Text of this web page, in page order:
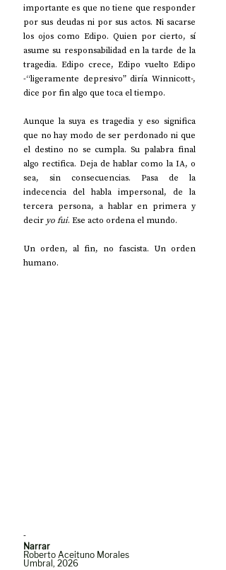
importante es que no tiene que responder
por sus deudas ni por sus actos. Ni sacarse
los ojos como Edipo. Quien por cierto, sí
asume su responsabilidad en la tarde de la
tragedia. Edipo crece, Edipo vuelto Edipo
-“ligeramente depresivo” diría Winnicott-,
dice por fin algo que toca el tiempo.
Aunque la suya es tragedia y eso significa
que no hay modo de ser perdonado ni que
el destino no se cumpla. Su palabra final
algo rectifica. Deja de hablar como la IA, o
sea, sin consecuencias. Pasa de la
indecencia del habla impersonal, de la
tercera persona, a hablar en primera y
decir yo fui. Ese acto ordena el mundo.
Un orden, al fin, no fascista. Un orden
humano.
-
Narrar
Roberto Aceituno Morales
Umbral, 2026